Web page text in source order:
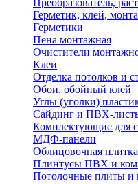
Преобразователь,
Герметик, клей,
Герметики
Пена монтажная
Очистители
Клеи
Отделка потолков и
Обои, обойный клей
Углы (уголки)
Сайдинг и ПВХ-
Комплектующие для
МДФ-панели
Облицовочная плитка
Плинтусы ПВХ и
Потолочные плиты и